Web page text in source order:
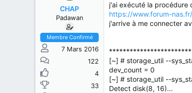
t
b
u
CHAP
Padawan
Membre Confirmé
7 Mars 2016
122
4
33
j'ai exécuté la procédure
https://www.forum-
j'arrive à me connecter
[~] # storage_util --
dev_count = 0
[~] # storage_util --
Detect disk(8, 16)...